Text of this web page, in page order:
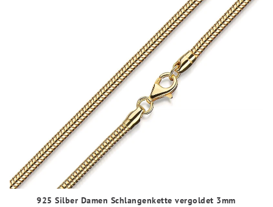
925 Silber Damen Schlangenkette vergoldet 3mm